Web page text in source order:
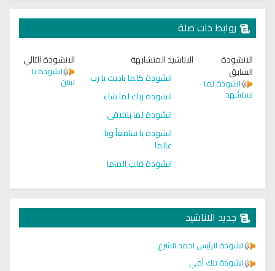
روابط ذات صلة
الانشودة
السابق
انشودة لما
نستشهد
الاناشيد المتشابهة
انشودة كلما ناديت يا رب
انشودة ربك لما شاء
انشودة لما بنتلاقى
انشودة يا سامعاً ويا
عالما
انشودة قلب الماما
الانشودة التالي
انشودة يا
لبنان
جديد الاناشيد
انشودة الرئيس احمد الشرع
انشودة تلك أمي